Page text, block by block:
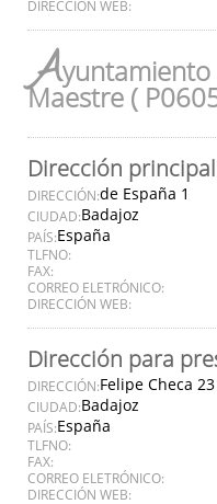
DIRECCIÓN WEB:
Ayuntamiento
Maestre (
Dirección principal
DIRECCIÓN:de España 1
CIUDAD:Badajoz
PAÍS:España
TLFNO:
FAX:
CORREO ELETRÓNICO:
DIRECCIÓN WEB:
Dirección para
DIRECCIÓN:Felipe Checa 23
CIUDAD:Badajoz
PAÍS:España
TLFNO:
FAX:
CORREO ELETRÓNICO:
DIRECCIÓN WEB: